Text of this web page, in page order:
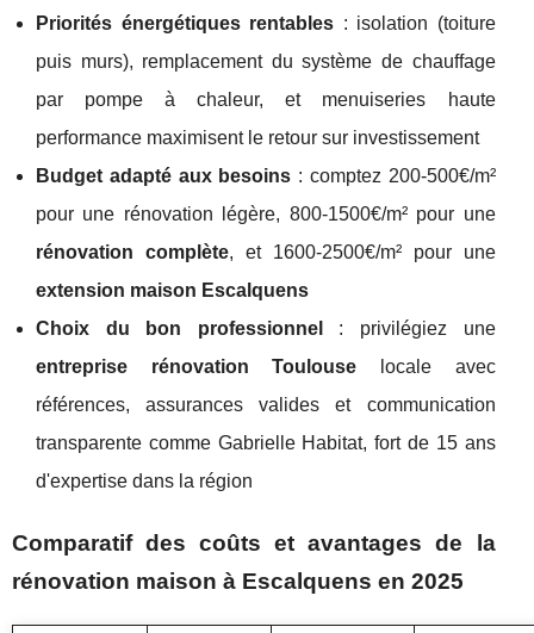
Priorités énergétiques rentables : isolation (toiture
puis murs), remplacement du système de chauffage
par pompe à chaleur, et menuiseries haute
performance maximisent le retour sur investissement
Budget adapté aux besoins : comptez 200-500€/m²
pour une rénovation légère, 800-1500€/m² pour une
rénovation complète, et 1600-2500€/m² pour une
extension maison Escalquens
Choix du bon professionnel
: privilégiez une
entreprise rénovation Toulouse locale avec
références, assurances valides et communication
transparente comme Gabrielle Habitat, fort de 15 ans
d'expertise dans la région
Comparatif des coûts et avantages de la
rénovation maison à Escalquens en 2025